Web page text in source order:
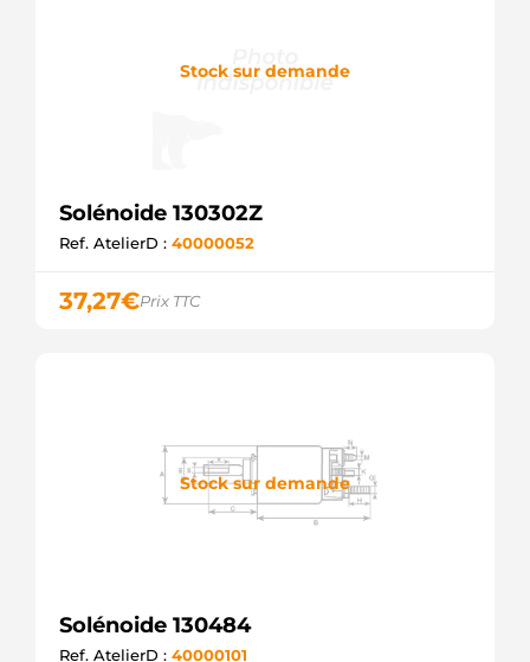
Stock sur demande
Solénoide 130302Z
Ref. AtelierD : 40000052
37,27€Prix TTC
Stock sur demande
Solénoide 130484
Ref. AtelierD : 40000101